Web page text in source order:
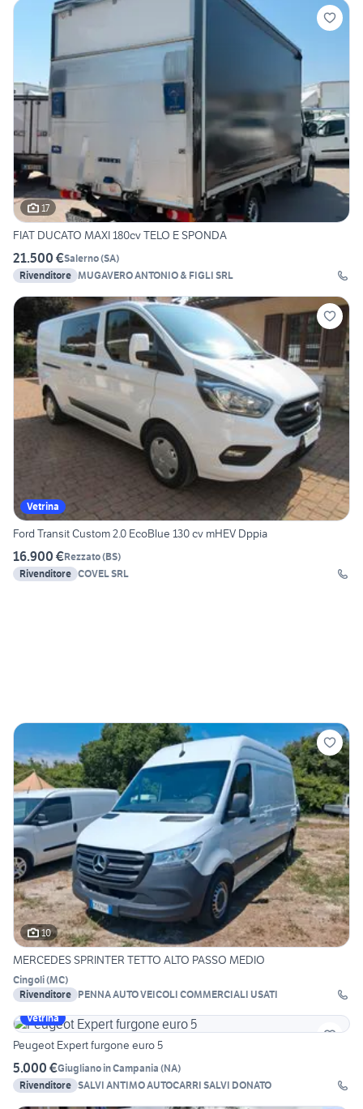
17
FIAT DUCATO MAXI 180cv TELO E SPONDA
21.500 €Salerno(SA)
Rivenditore MUGAVERO ANTONIO & FIGLI SRL
Vetrina
Ford Transit Custom 2.0 EcoBlue 130 cv mHEV Dppia
16.900 €Rezzato(BS)
Rivenditore COVEL SRL
10
MERCEDES SPRINTER TETTO ALTO PASSO MEDIO
Cingoli(MC)
Rivenditore PENNA AUTO VEICOLI COMMERCIALI USATI
Vetrina
Peugeot Expert furgone euro 5
5.000 €Giugliano in Campania (NA)
Rivenditore SALVI ANTIMO AUTOCARRI SALVI DONATO